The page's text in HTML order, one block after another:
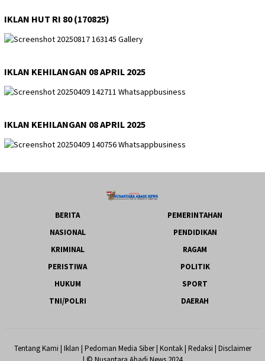
IKLAN HUT RI 80 (170825)
IKLAN KEHILANGAN 08 APRIL 2025
IKLAN KEHILANGAN 08 APRIL 2025
BERITA
PEMERINTAHAN
NASIONAL
PENDIDIKAN
KRIMINAL
RAGAM
PERISTIWA
POLITIK
HUKUM
SPORT
TNI/POLRI
DAERAH
Tentang Kami | Iklan | Pedoman Media Siber| Kontak| Redaksi | Disclaimer